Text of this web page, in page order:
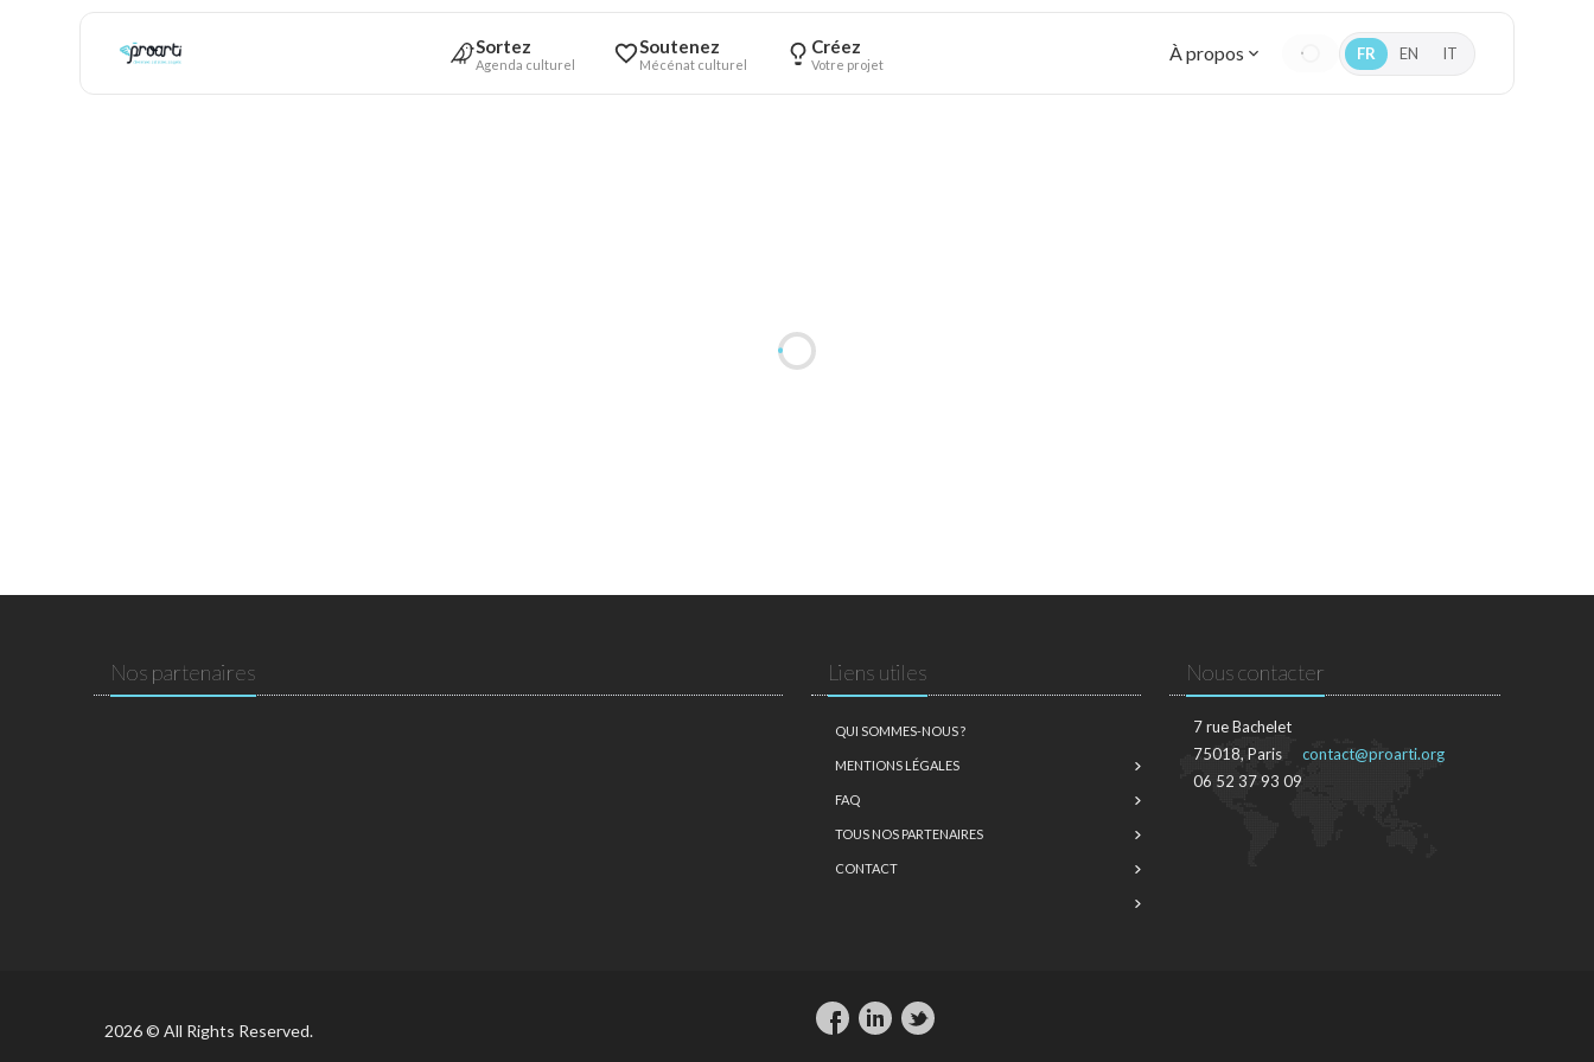
Sortez
Agenda culturel
Soutenez
Mécénat culturel
Créez
Votre projet À propos FR EN IT
Nos partenaires Liens utiles
QUI SOMMES-NOUS ?
MENTIONS LÉGALES
FAQ
TOUS NOS PARTENAIRES
CONTACT
Nous contacter
7 rue Bachelet
75018, Paris
06 52 37 93 09
contact@proarti.org
2026 © All Rights Reserved.